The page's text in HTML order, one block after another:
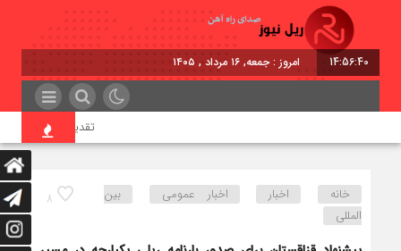
14:56:41 امروز : جمعه, ۱۶ مرداد , ۱۴۰۵
تقدیر معاون اول
8 خانه اخبار اخبار عمومی
بین
المللی